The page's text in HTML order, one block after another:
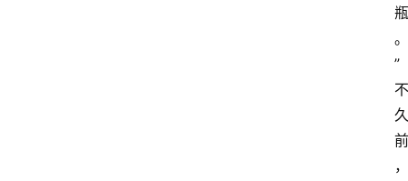
瓶
。
”
不
久
前
，